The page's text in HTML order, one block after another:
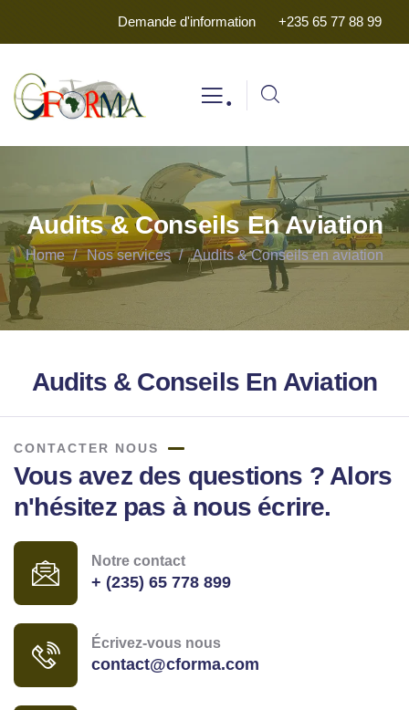
Demande d'information +235 65 77 88 99
.
Audits & Conseils En Aviation
Home Nos services Audits & Conseils en aviation
Audits & Conseils En Aviation
CONTACTER NOUS
Vous avez des questions ? Alors
n'hésitez pas à nous écrire.
Notre contact
+ (235) 65 778 899
Écrivez-vous nous
contact@cforma.com